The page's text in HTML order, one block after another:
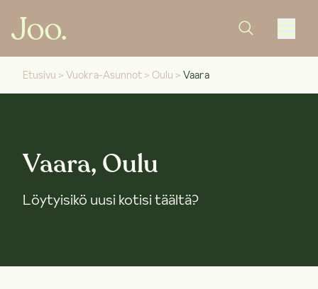
Etusivu > Vuokra-Asunnot > Oulu > Vaara
Vaara, Oulu
Löytyisikö uusi kotisi täältä?